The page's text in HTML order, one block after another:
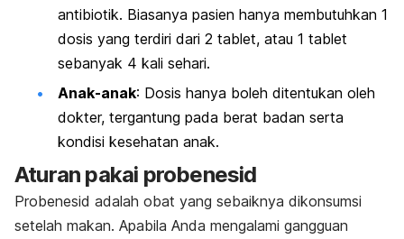
antibiotik. Biasanya pasien hanya membutuhkan 1
dosis yang terdiri dari 2 tablet, atau 1 tablet
sebanyak 4 kali sehari.
Anak-anak: Dosis hanya boleh ditentukan oleh
dokter, tergantung pada berat badan serta
kondisi kesehatan anak.
Aturan pakai probenesid
Probenesid adalah obat yang sebaiknya dikonsumsi
setelah makan. Apabila Anda mengalami gangguan